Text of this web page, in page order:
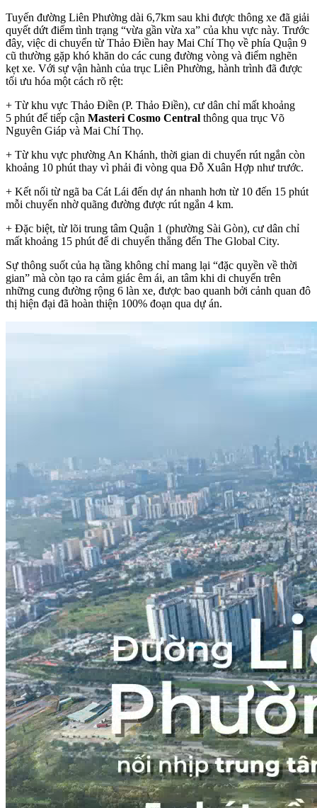
Tuyến đường Liên Phường dài 6,7km sau khi được thông xe đã giải
quyết dứt điểm tình trạng “vừa gần vừa xa” của khu vực này. Trước
đây, việc di chuyển từ Thảo Điền hay Mai Chí Thọ về phía Quận 9
cũ thường gặp khó khăn do các cung đường vòng và điểm nghẽn
kẹt xe. Với sự vận hành của trục Liên Phường, hành trình đã được
tối ưu hóa một cách rõ rệt:
+ Từ khu vực Thảo Điền (P. Thảo Điền), cư dân chỉ mất khoảng
5 phút để tiếp cận Masteri Cosmo Central thông qua trục Võ
Nguyên Giáp và Mai Chí Thọ.
+ Từ khu vực phường An Khánh, thời gian di chuyển rút ngắn còn
khoảng 10 phút thay vì phải đi vòng qua Đỗ Xuân Hợp như trước.
+ Kết nối từ ngã ba Cát Lái đến dự án nhanh hơn từ 10 đến 15 phút
mỗi chuyến nhờ quãng đường được rút ngắn 4 km.
+ Đặc biệt, từ lõi trung tâm Quận 1 (phường Sài Gòn), cư dân chỉ
mất khoảng 15 phút để di chuyển thẳng đến The Global City.
Sự thông suốt của hạ tầng không chỉ mang lại “đặc quyền về thời
gian” mà còn tạo ra cảm giác êm ái, an tâm khi di chuyển trên
những cung đường rộng 6 làn xe, được bao quanh bởi cảnh quan đô
thị hiện đại đã hoàn thiện 100% đoạn qua dự án.